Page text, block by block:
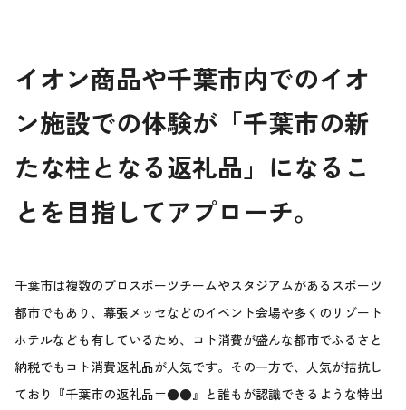
イオン商品や千葉市内でのイオ
ン施設での体験が「千葉市の新
たな柱となる返礼品」になるこ
とを目指してアプローチ。
千葉市は複数のプロスポーツチームやスタジアムがあるスポーツ
都市でもあり、幕張メッセなどのイベント会場や多くのリゾート
ホテルなども有しているため、コト消費が盛んな都市でふるさと
納税でもコト消費返礼品が人気です。その一方で、人気が拮抗し
ており『千葉市の返礼品＝●●』と誰もが認識できるような特出